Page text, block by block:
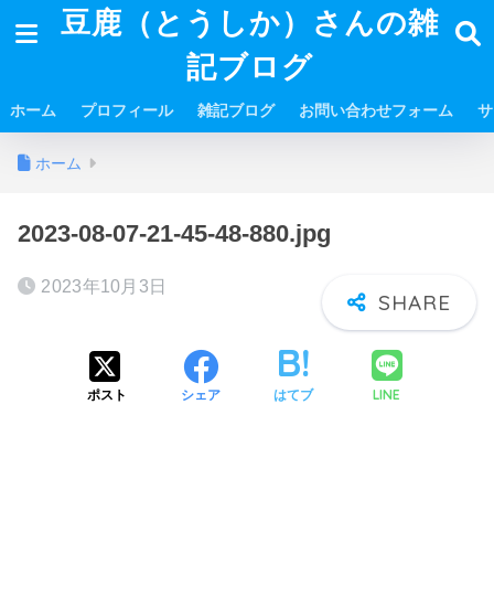
豆鹿（とうしか）さんの雑
記ブログ
ホーム プロフィール 雑記ブログ お問い合わせフォーム
ホーム
2023-08-07-21-45-48-880.jpg
2023年10月3日
ポスト シェア はてブ LINE